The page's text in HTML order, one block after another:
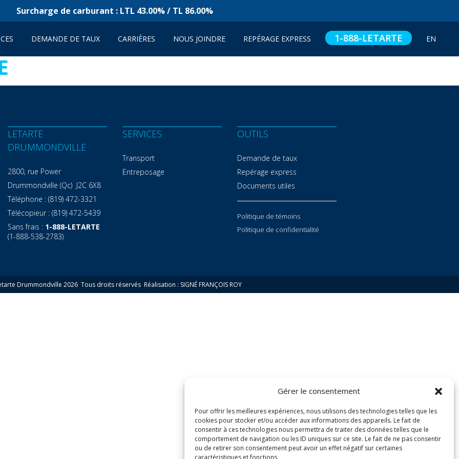
Gérer le consentement
Pour offrir les meilleures expériences, nous utilisons des technologies telles que les
cookies pour stocker et/ou accéder aux informations des appareils. Le fait de
consentir à ces technologies nous permettra de traiter des données telles que le
comportement de navigation ou les ID uniques sur ce site. Le fait de ne pas consentir
ou de retirer son consentement peut avoir un effet négatif sur certaines
caractéristiques et fonctions.
Surcharge de carburant : LTL 43.00% / TL 86.00%
DEMANDE DE TAUX CARRIÈRES NOUS JOINDRE REPÉRAGE EXPRESS 1-888-LETARTE EN
LETARTE
DRUMMONDVILLE
2800, rue Power
Drummondville (Qc) J2C 6X8
Téléphone : (819) 472-3321
Télécopieur : (819) 472-5439
Sans frais : 1-888-LETARTE
(1-888-538-2783)
SERVICES
Transport
Entreposage
OUTILS
Demande de taux
Repérage express
Documents utiles
Politique de témoins
Politique de confidentialité
Drummondville 2026 Tous droits réservés Réalisation : SIGNÉ FRANÇOIS ROY